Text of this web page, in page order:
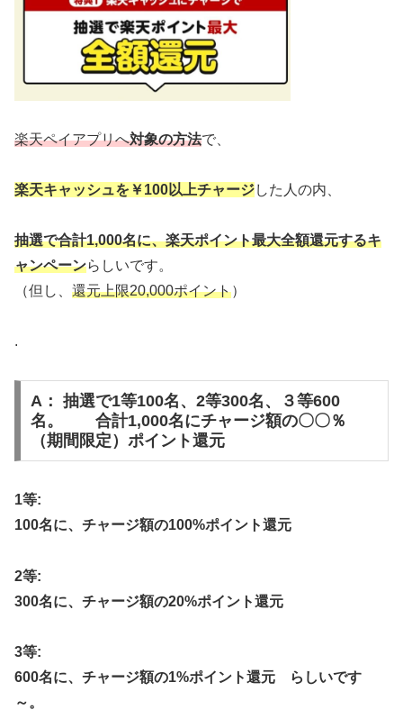
楽天ペイアプリへ対象の方法で、
楽天キャッシュを￥100以上チャージした人の内、
抽選で合計1,000名に、楽天ポイント最大全額還元するキ
ャンペーンらしいです。
（但し、 還元上限20,000ポイント）
.
A： 抽選で1等100名、2等300名、３等600
名。 合計1,000名にチャージ額の〇〇％
（期間限定）ポイント還元
1等:
100名に、チャージ額の100%ポイント還元
2等:
300名に、チャージ額の20%ポイント還元
3等:
600名に、チャージ額の1%ポイント還元 らしいです
～。